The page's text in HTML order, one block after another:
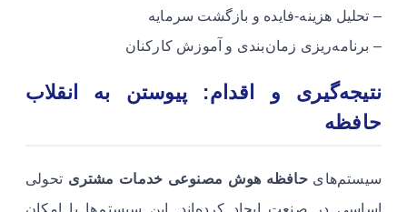
– تحلیل هزینه-فایده و بازگشت سرمایه
– برنامه‌ریزی زمان‌بندی و آموزش کارکنان
نتیجه‌گیری و اقدام: پیوستن به انقلاب
حافظه
سیستم‌هایحافظه هوش مصنوعی خدمات مشتری تحولی
اساسی در صنعت ایجاد کرده‌اند. این سیستم‌ها با امکان